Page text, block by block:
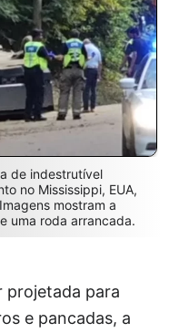
de indestrutível
no Mississippi, EUA,
mostram a
uma roda arrancada.
projetada para
e pancadas, a